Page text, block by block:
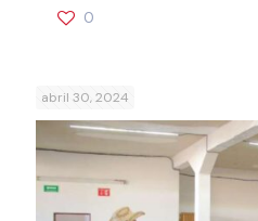
0
abril 30, 2024